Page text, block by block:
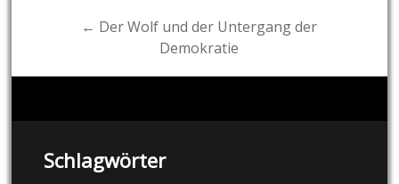
← Der Wolf und der Untergang der
Demokratie
Schlagwörter